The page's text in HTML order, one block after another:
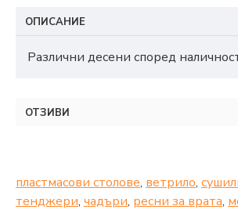
ОПИСАНИЕ
Различни десени според
ОТЗИВИ
пластмасови столове, ветрило,
тенджери, чадъри, ресни за врата,